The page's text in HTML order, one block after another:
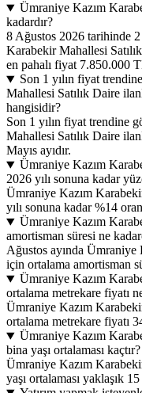
Ümraniye Kazım
kadardır?
8 Ağustos 2026 tarihinde
Karabekir Mahallesi
en pahalı fiyat 7.850.000
Son 1 yılın fiyat
Mahallesi Satılık Daire
hangisidir?
Son 1 yılın fiyat trendine
Mahallesi Satılık Daire
Mayıs ayıdır.
Ümraniye Kazım
2026 yılı sonuna kadar
Ümraniye Kazım
yılı sonuna kadar %14
Ümraniye Kazım
amortisman süresi ne
Ağustos ayında Ümraniye
için ortalama amortisman
Ümraniye Kazım
ortalama metrekare fiyatı
Ümraniye Kazım
ortalama metrekare fiyatı
Ümraniye Kazım
bina yaşı ortalaması kaçtır?
Ümraniye Kazım
yaşı ortalaması yaklaşık 15